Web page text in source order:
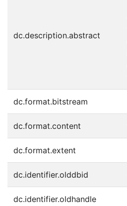
dc.description.abstract
dc.format.bitstream
dc.format.content
dc.format.extent
dc.identifier.olddbid
dc.identifier.oldhandle